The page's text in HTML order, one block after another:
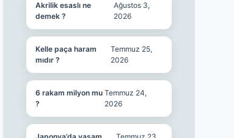
Akrilik esaslı ne
demek ?
Ağustos 3,
2026
Kelle paça haram
mıdır ?
Temmuz 25,
2026
6 rakam milyon mu
?
Temmuz 24,
2026